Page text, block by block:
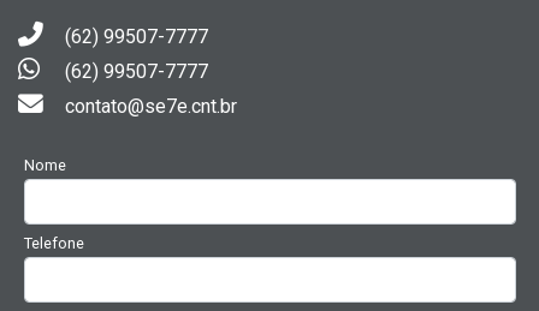
(62) 99507-7777
(62) 99507-7777
contato@se7e.cnt.br
Nome
Telefone